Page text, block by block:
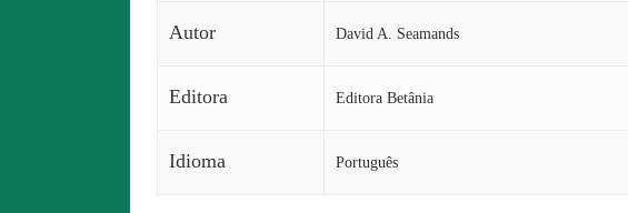
Autor David A. Seamands
Editora Editora Betânia
Idioma Português